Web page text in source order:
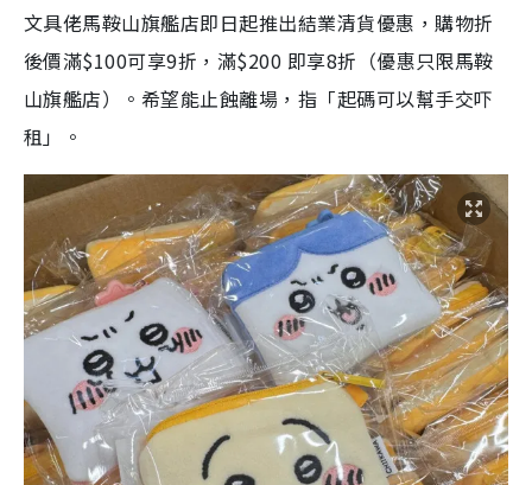
文具佬馬鞍山旗艦店即日起推出結業清貨優惠，購物折
後價滿$100可享9折，滿$200 即享8折（優惠只限馬鞍
山旗艦店）。希望能止蝕離場，指「起碼可以幫手交吓
租」。